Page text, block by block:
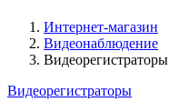
Интернет-магазин
Видеонаблюдение
Видеорегистраторы
Видеорегистраторы